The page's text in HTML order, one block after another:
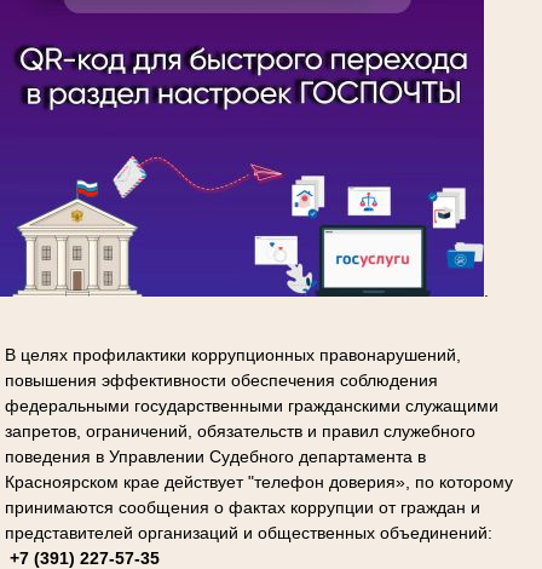
В целях профилактики коррупционных правонарушений,
повышения эффективности обеспечения соблюдения
федеральными государственными гражданскими служащими
запретов, ограничений, обязательств и правил служебного
поведения в Управлении Судебного департамента в
Красноярском крае действует "телефон доверия», по которому
принимаются сообщения о фактах коррупции от граждан и
представителей организаций и общественных объединений:
+7 (391) 227-57-35